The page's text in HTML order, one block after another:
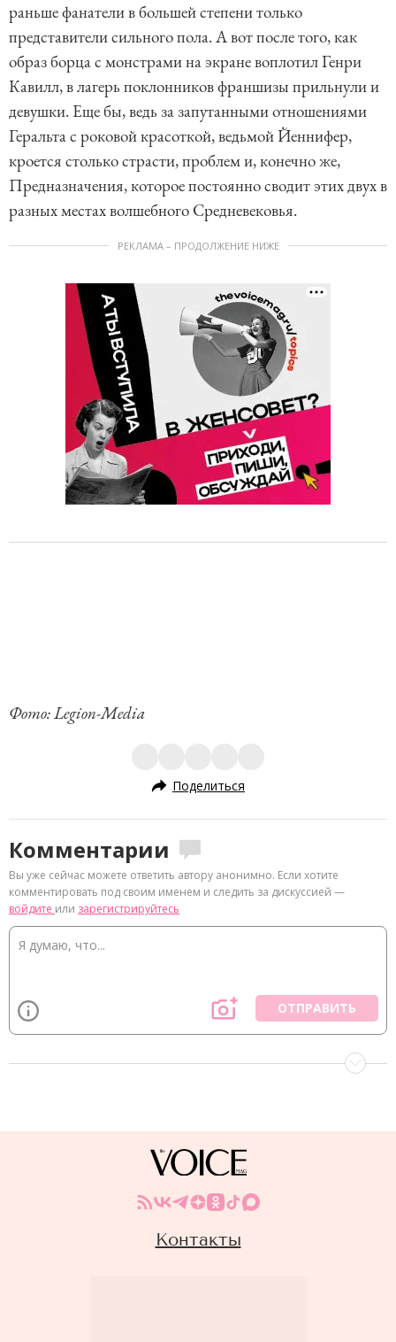
раньше фанатели в большей степени только
представители сильного пола. А вот после того, как
образ борца с монстрами на экране воплотил Генри
Кавилл, в лагерь поклонников франшизы прильнули и
девушки. Еще бы, ведь за запутанными отношениями
Геральта с роковой красоткой, ведьмой Йеннифер,
кроется столько страсти, проблем и, конечно же,
Предназначения, которое постоянно сводит этих двух в
разных местах волшебного Средневековья.
РЕКЛАМА – ПРОДОЛЖЕНИЕ НИЖЕ
Фото: Legion-Media
Поделиться
Комментарии
Вы уже сейчас можете ответить автору анонимно. Если хотите
комментировать под своим именем и следить за дискуссией —
войдите или зарегистрируйтесь
ОТПРАВИТЬ
Контакты